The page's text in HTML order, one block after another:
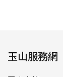
玉山服務網